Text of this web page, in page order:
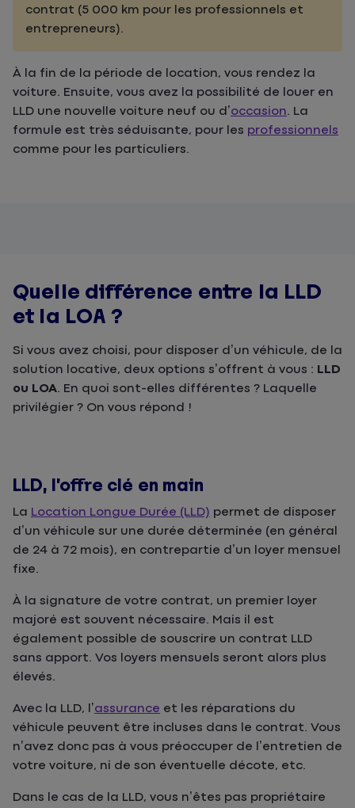
contrat (5 000 km pour les professionnels et
entrepreneurs).
À la fin de la période de location, vous rendez la
voiture. Ensuite, vous avez la possibilité de louer en
LLD une nouvelle voiture neuf ou d’occasion. La
formule est très séduisante, pour les professionnels
comme pour les particuliers.
Quelle différence entre la LLD
et la LOA ?
Si vous avez choisi, pour disposer d’un véhicule, de la
solution locative, deux options s’offrent à vous : LLD
ou LOA. En quoi sont-elles différentes ? Laquelle
privilégier ? On vous répond !
LLD, l’offre clé en main
La Location Longue Durée (LLD) permet de disposer
d’un véhicule sur une durée déterminée (en général
de 24 à 72 mois), en contrepartie d’un loyer mensuel
fixe.
À la signature de votre contrat, un premier loyer
majoré est souvent nécessaire. Mais il est
également possible de souscrire un contrat LLD
sans apport. Vos loyers mensuels seront alors plus
élevés.
Avec la LLD, l’assurance et les réparations du
véhicule peuvent être incluses dans le contrat. Vous
n’avez donc pas à vous préoccuper de l’entretien de
votre voiture, ni de son éventuelle décote, etc.
Dans le cas de la LLD, vous n’êtes pas propriétaire